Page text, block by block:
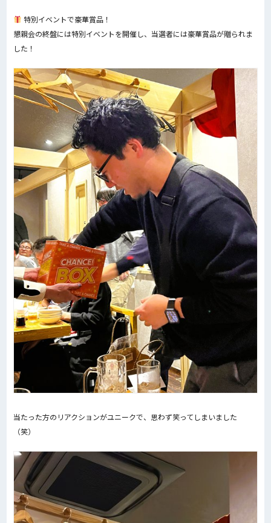
特別イベントで豪華賞品！
懇親会の終盤には特別イベントを開催し、当選者には豪華賞品が贈られま
した！
当たった方のリアクションがユニークで、思わず笑ってしまいました
（笑）